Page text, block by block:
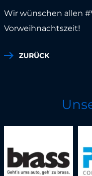
Wir wünschen allen
Vorweihnachtszeit!
ZURÜCK